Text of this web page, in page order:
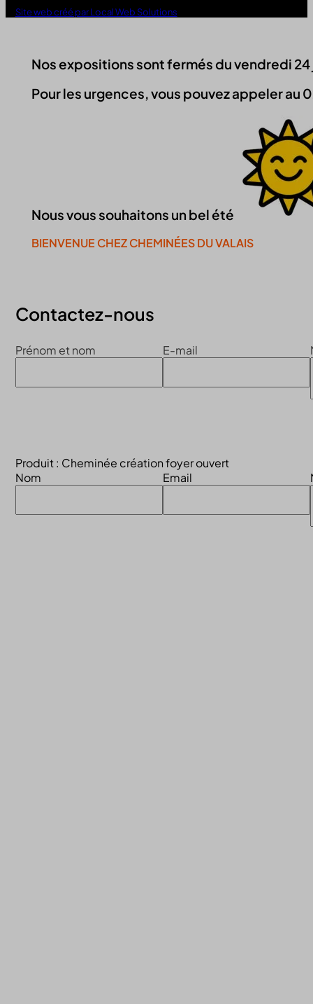
Site web créé par Local Web Solutions
Nos expositions sont fermés du vendredi 24
Pour les urgences, vous pouvez appeler au
Nous vous souhaitons un bel été
BIENVENUE CHEZ CHEMINÉES DU VALAIS
Contactez-nous
Prénom et nom E-mail
Produit : Cheminée création foyer ouvert
Nom
Email